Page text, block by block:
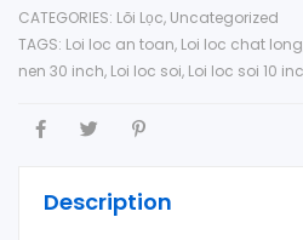
CATEGORIES: Lõi Lọc, Uncategorized
TAGS: Loi loc an toan, Loi loc chat long
nen 30 inch, Loi loc soi, Loi loc soi 10
Description